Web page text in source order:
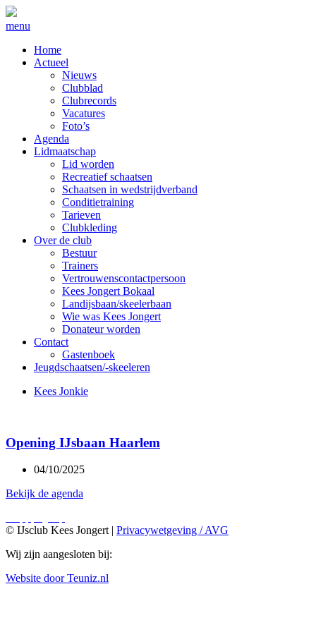
menu
Home
Actueel
Nieuws
Clubblad
Clubrecords
Vacatures
Foto’s
Agenda
Lidmaatschap
Lid worden
Recreatief schaatsen
Schaatsen in wedstrijdverband
Conditietraining
Tarieven
Clubkleding
Over de club
Bestuur
Trainers
Vertrouwenscontactpersoon
Kees Jongert Bokaal
Landijsbaan/skeelerbaan
Wie was Kees Jongert
Donateur worden
Contact
Gastenboek
Jeugdschaatsen/-skeeleren
Kees Jonkie
Opening IJsbaan Haarlem
04/10/2025
Bekijk de agenda
© IJsclub Kees Jongert | Privacywetgeving / AVG
Wij zijn aangesloten bij:
Website door Teuniz.nl